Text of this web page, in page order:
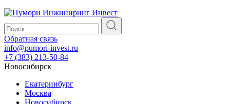
Обратная связь
info@pumori-invest.ru
+7 (383) 213-50-84
Новосибирск
Екатеринбург
Москва
Новосибирск